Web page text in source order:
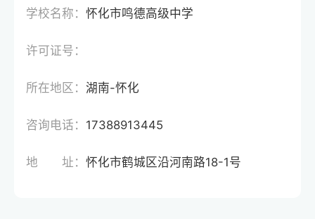
学校名称：怀化市鸣德高级中学
许可证号：
所在地区：湖南-怀化
咨询电话： 17388913445
地 址：怀化市鹤城区沿河南路18-1号